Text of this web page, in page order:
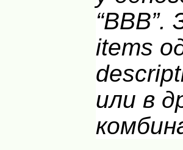
“BBB”.
items
или в